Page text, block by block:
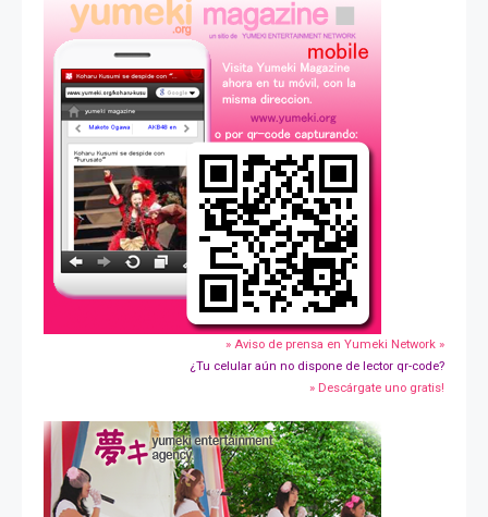
» Aviso de prensa en Yumeki Network »
¿Tu celular aún no dispone de lector qr-code?
» Descárgate uno gratis!